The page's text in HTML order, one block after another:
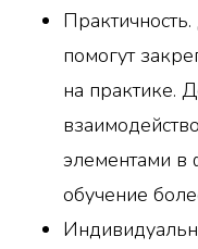
помогут
на практике.
элементами в
обучение